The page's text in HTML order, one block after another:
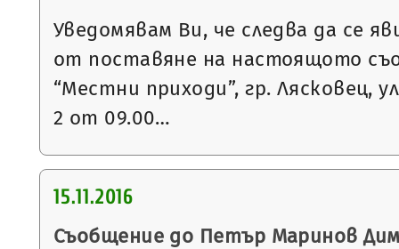
Уведомявам Ви, че следва да се
от поставяне на настоящото
“Местни приходи”, гр. Лясковец,
2 от 09.00…
15.11.2016
Съобщение до Петър Маринов